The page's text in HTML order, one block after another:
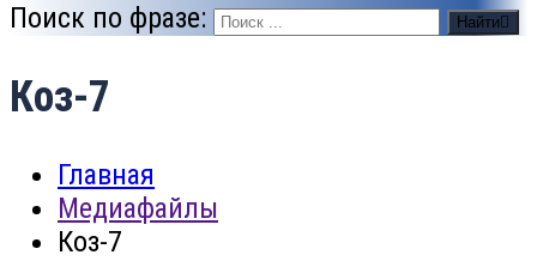
Поиск по фразе: Найти
Коз-7
Главная
Медиафайлы
Коз-7